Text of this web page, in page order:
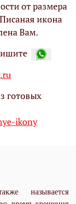
от размера
икона
Вам.
готовых
ikony
называется